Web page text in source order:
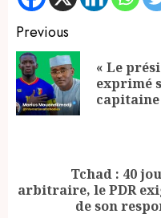
Continue
Reading
Previous
« Le
exprimé
capitaine
Next
Tchad : 40
arbitraire, le PDR
de son